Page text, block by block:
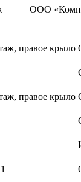
ООО
правое крыло
правое крыло